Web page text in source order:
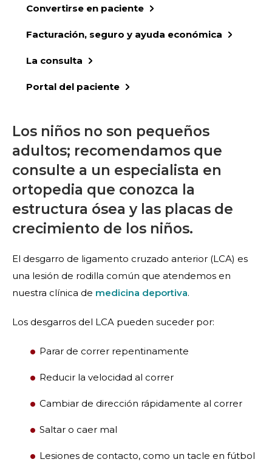
Convertirse en paciente
Facturación, seguro y ayuda económica
La consulta
Portal del paciente
Los niños no son pequeños
adultos; recomendamos que
consulte a un especialista en
ortopedia que conozca la
estructura ósea y las placas de
crecimiento de los niños.
El desgarro de ligamento cruzado anterior (LCA) es
una lesión de rodilla común que atendemos en
nuestra clínica de medicina deportiva.
Los desgarros del LCA pueden suceder por:
Parar de correr repentinamente
Reducir la velocidad al correr
Cambiar de dirección rápidamente al correr
Saltar o caer mal
Lesiones de contacto, como un tacle en fútbol